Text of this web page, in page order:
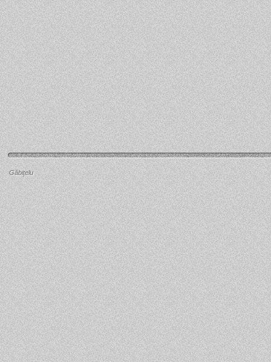
Găbiţelu